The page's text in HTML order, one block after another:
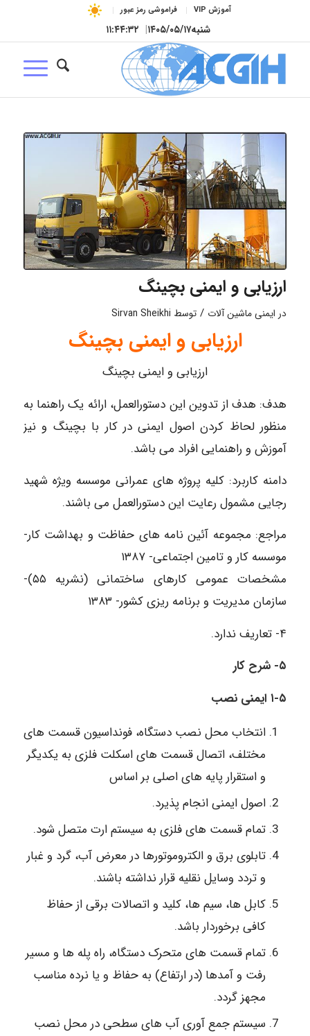
آموزش VIP فراموشی رمز عبور
شنبه۱۴۰۵/۰۵/۱۷| ۱۱:۴۴:۳۳
ارزیابی و ایمنی بچینگ
در ایمنی ماشین آلات / توسط Sirvan Sheikhi
ارزیابی و ایمنی بچینگ
ارزیابی و ایمنی بچینگ
هدف: هدف از تدوین این دستورالعمل، ارائه یک راهنما به
منظور لحاظ کردن اصول ایمنی در کار با بچینگ و نیز
آموزش و راهنمایی افراد می باشد.
دامنه کاربرد: کلیه پروژه های عمرانی موسسه ویژه شهید
رجایی مشمول رعایت این دستورالعمل می باشند.
مراجع: مجموعه آئین نامه های حفاظت و بهداشت کار-
موسسه کار و تامین اجتماعی- ۱۳۸۷
مشخصات عمومی کارهای ساختمانی (نشریه ۵۵)-
سازمان مدیریت و برنامه ریزی کشور- ۱۳۸۳
۴- تعاریف ندارد.
۵- شرح کار
۱-۵ ایمنی نصب
انتخاب محل نصب دستگاه، فونداسیون قسمت های
مختلف، اتصال قسمت های اسکلت فلزی به یکدیگر
و استقرار پایه های اصلی بر اساس
اصول ایمنی انجام پذیرد.
تمام قسمت های فلزی به سیستم ارت متصل شود.
تابلوی برق و الکتروموتورها در معرض آب، گرد و غبار
و تردد وسایل نقلیه قرار نداشته باشند.
کابل ها، سیم ها، کلید و اتصالات برقی از حفاظ
کافی برخوردار باشد.
تمام قسمت های متحرک دستگاه، راه پله ها و مسیر
رفت و آمدها (در ارتفاع) به حفاظ و یا نرده مناسب
مجهز گردد.
سیستم جمع آوری آب های سطحی در محل نصب